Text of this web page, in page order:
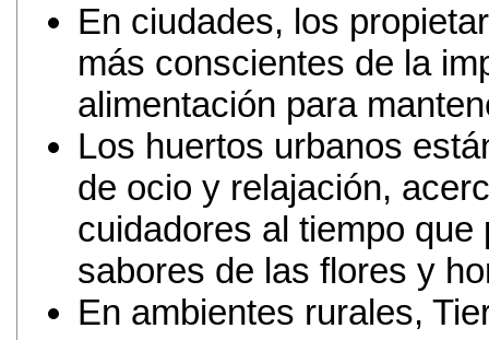
En ciudades, los
más conscientes de la
alimentación para
Los huertos urbanos
de ocio y relajación,
cuidadores al tiempo
sabores de las flores y
En ambientes rurales,